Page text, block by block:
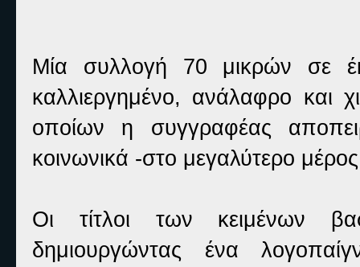
Μία συλλογή 70 μικρών σε
καλλιεργημένο, ανάλαφρο και
οποίων η συγγραφέας
κοινωνικά -στο μεγαλύτερο
Οι τίτλοι των κειμένων
δημιουργώντας ένα